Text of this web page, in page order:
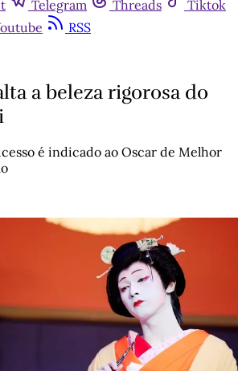
Telegram Threads
Tiktok
RSS
a beleza rigorosa do
é indicado ao Oscar de Melhor